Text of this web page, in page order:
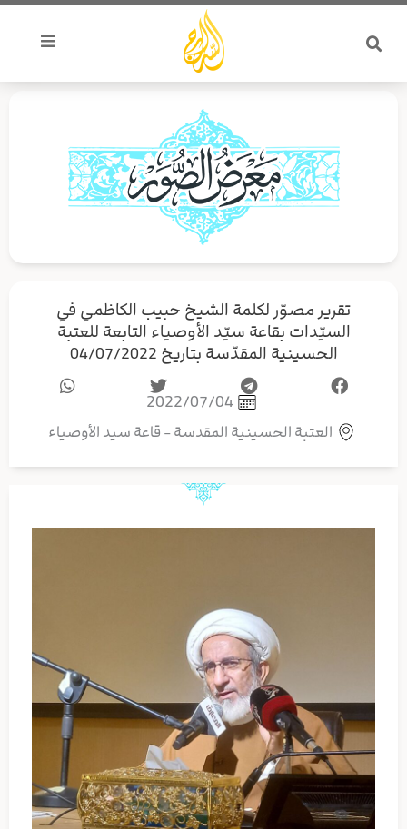
تخطي
المحتوى
تقرير مصوّر لكلمة الشيخ حبيب الكاظمي في
السيّدات بقاعة سيّد الأوصياء التابعة للعتبة
الحسينية المقدّسة بتاريخ 04/07/2022
2022/07/04
العتبة الحسينية المقدسة - قاعة سيد الأوصياء